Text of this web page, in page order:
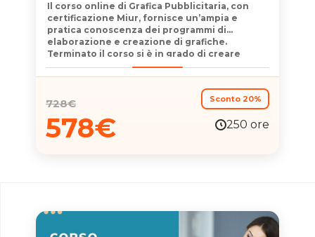
Il corso online di Grafica Pubblicitaria, con
certificazione Miur, fornisce un’ampia e
pratica conoscenza dei programmi di
elaborazione e creazione di grafiche.
Terminato il corso si è in grado di creare
progetti professionali e innovativi per
inserirsi nel mondo delle agenziedi
delDigital
Marketing.
728€
578€
Sconto 20%
250 ore